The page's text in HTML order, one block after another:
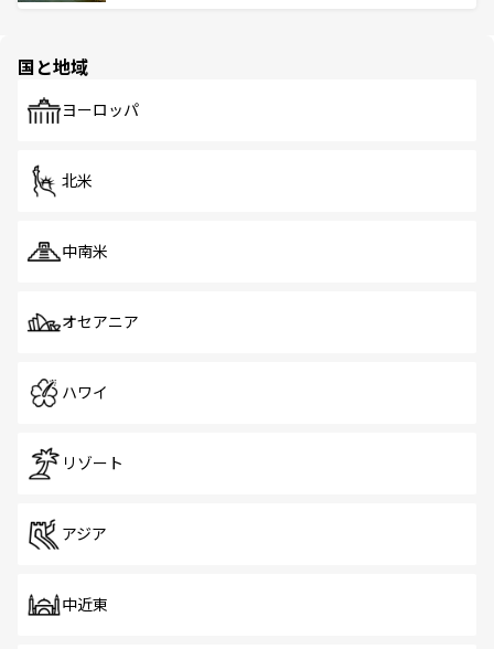
で、ホーカーズは地元の風情を楽しめる外せないスポット
国と地域
ヨーロッパ
北米
中南米
オセアニア
ハワイ
リゾート
アジア
中近東